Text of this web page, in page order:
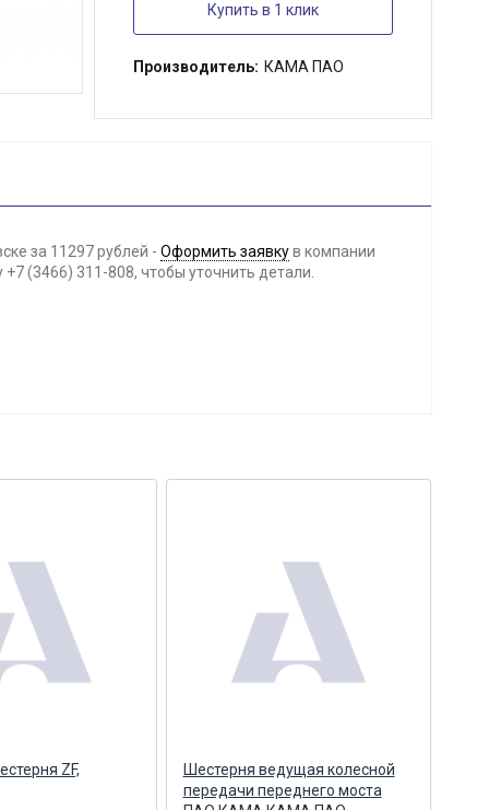
Купить в 1 клик
Производитель: КАМА ПАО
за 11297 рублей - Оформить заявкув компании
(3466) 311-808, чтобы уточнить детали.
ZF,
Шестерня ведущая колесной
передачи переднего моста